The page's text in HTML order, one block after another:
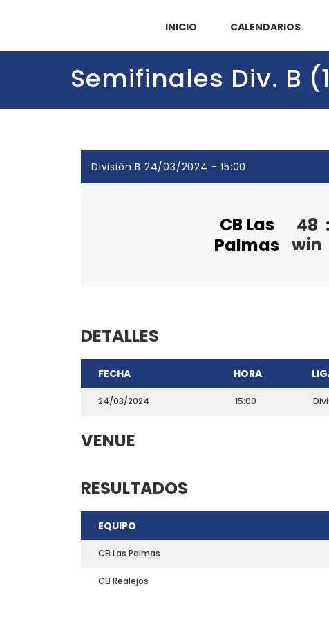
INICIO CALENDARIOS
Semifinales Div. B
División B 24/03/2024 - 15:00
CB Las
Palmas
48
win
:
DETALLES
FECHA HORA
24/03/2024 15:00
VENUE
RESULTADOS
EQUIPO
CB Las Palmas
CB Realejos
Teléfono: 661703772
Email:direccion@marchadeportiva.com
San Sebastián de La Gomera